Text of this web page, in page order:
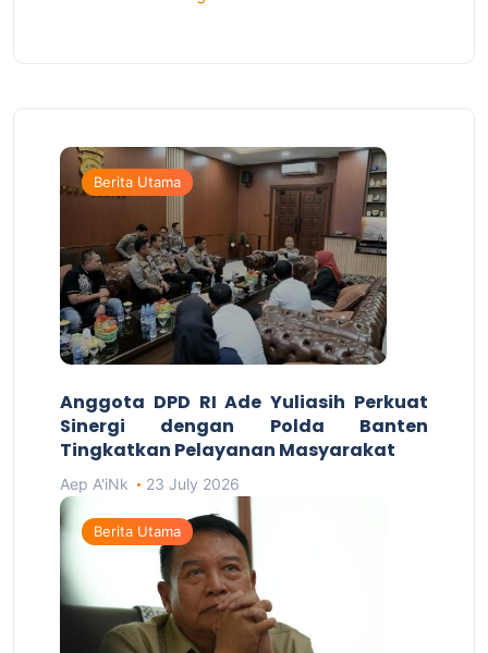
Berita Utama
Anggota DPD RI Ade Yuliasih Perkuat
Sinergi dengan Polda Banten
Tingkatkan Pelayanan Masyarakat
Aep A'iNk 23 July 2026
Berita Utama